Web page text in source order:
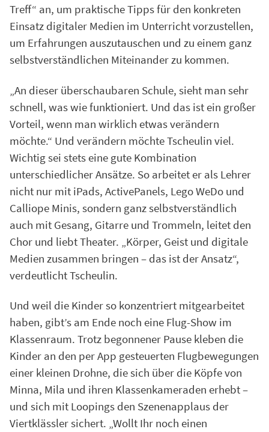
Treff“ an, um praktische Tipps für den konkreten
Einsatz digitaler Medien im Unterricht vorzustellen,
um Erfahrungen auszutauschen und zu einem ganz
selbstverständlichen Miteinander zu kommen.
„An dieser überschaubaren Schule, sieht man sehr
schnell, was wie funktioniert. Und das ist ein großer
Vorteil, wenn man wirklich etwas verändern
möchte.“ Und verändern möchte Tscheulin viel.
Wichtig sei stets eine gute Kombination
unterschiedlicher Ansätze. So arbeitet er als Lehrer
nicht nur mit iPads, ActivePanels, Lego WeDo und
Calliope Minis, sondern ganz selbstverständlich
auch mit Gesang, Gitarre und Trommeln, leitet den
Chor und liebt Theater. „Körper, Geist und digitale
Medien zusammen bringen – das ist der Ansatz“,
verdeutlicht Tscheulin.
Und weil die Kinder so konzentriert mitgearbeitet
haben, gibt’s am Ende noch eine Flug-Show im
Klassenraum. Trotz begonnener Pause kleben die
Kinder an den per App gesteuerten Flugbewegungen
einer kleinen Drohne, die sich über die Köpfe von
Minna, Mila und ihren Klassenkameraden erhebt –
und sich mit Loopings den Szenenapplaus der
Viertklässler sichert. „Wollt Ihr noch einen